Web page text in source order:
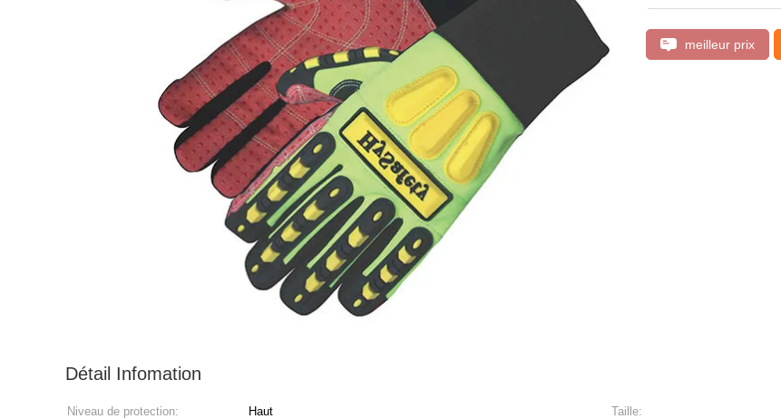
meilleur prix
Détail Infomation
Niveau de protection: Haut Taille: